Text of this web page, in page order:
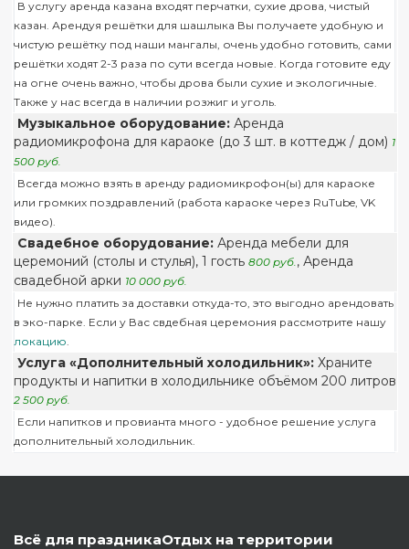
В услугу аренда казана входят перчатки, сухие дрова, чистый
казан. Арендуя решётки для шашлыка Вы получаете удобную и
чистую решётку под наши мангалы, очень удобно готовить, сами
решётки ходят 2-3 раза по сути всегда новые. Когда готовите еду
на огне очень важно, чтобы дрова были сухие и экологичные.
Также у нас всегда в наличии розжиг и уголь.
Музыкальное оборудование:Аренда
радиомикрофона для караоке (до 3 шт. в коттедж / дом) 1
500 руб.
Всегда можно взять в аренду радиомикрофон(ы) для караоке
или громких поздравлений (работа караоке через RuTube, VK
видео).
Свадебное оборудование:Аренда мебели для
церемоний (столы и стулья), 1 гость 800 руб., Аренда
свадебной арки 10 000 руб.
Не нужно платить за доставки откуда-то, это выгодно арендовать
в эко-парке. Если у Вас свдебная церемония рассмотрите нашу
локацию.
Услуга «Дополнительный холодильник»:Храните
продукты и напитки в холодильнике объёмом 200 литров
2 500 руб.
Если напитков и провианта много - удобное решение услуга
дополнительный холодильник.
Всё для праздникаОтдых на территории